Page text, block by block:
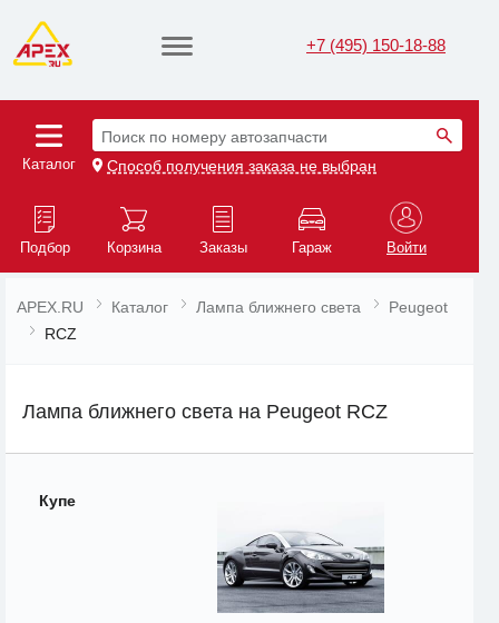
+7 (495) 150-18-88
Каталог
Поиск по номеру автозапчасти
Способ получения заказа не выбран
Подбор Корзина Заказы Гараж Войти
APEX.RU Каталог Лампа ближнего света
Peugeot
RCZ
Лампа ближнего света на Peugeot RCZ
Купе